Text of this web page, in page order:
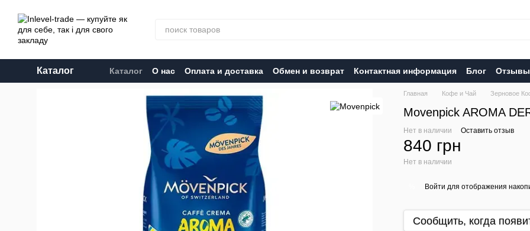
Каталог Каталог О нас Оплата и доставка Обмен и возврат Контактная информация Блог Отзывы
Главная Кофе и Чай Зерновое
Movenpick AROMA
Нет в наличии Оставить отзыв
840 грн
Нет в наличии
Войти для отображения
Сообщить, когда